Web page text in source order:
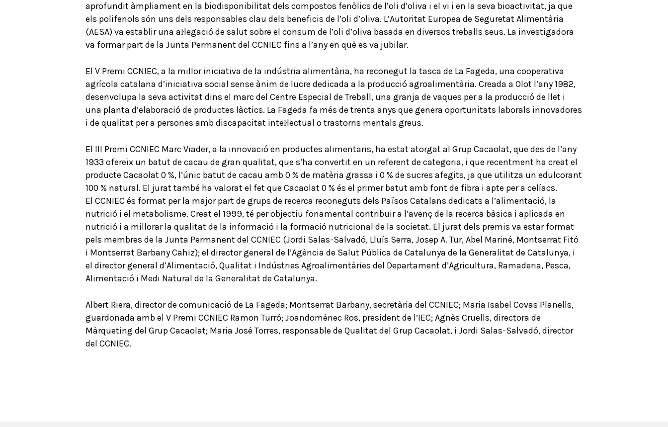
aprofundit àmpliament en la biodisponibilitat dels compostos fenòlics de l’oli d’oliva i el vi i en la seva bioactivitat, ja que
els polifenols són uns dels responsables clau dels beneficis de l’oli d’oliva. L’Autoritat Europea de Seguretat Alimentària
(AESA) va establir una aŀlegació de salut sobre el consum de l’oli d’oliva basada en diversos treballs seus. La investigadora
va formar part de la Junta Permanent del CCNIEC fins a l’any en què es va jubilar.
El V Premi CCNIEC, a la millor iniciativa de la indústria alimentària, ha reconegut la tasca de La Fageda, una cooperativa
agrícola catalana d’iniciativa social sense ànim de lucre dedicada a la producció agroalimentària. Creada a Olot l’any 1982,
desenvolupa la seva activitat dins el marc del Centre Especial de Treball, una granja de vaques per a la producció de llet i
una planta d’elaboració de productes làctics. La Fageda fa més de trenta anys que genera oportunitats laborals innovadores
i de qualitat per a persones amb discapacitat inteŀlectual o trastorns mentals greus.
El III Premi CCNIEC Marc Viader, a la innovació en productes alimentaris, ha estat atorgat al Grup Cacaolat, que des de l’any
1933 ofereix un batut de cacau de gran qualitat, que s’ha convertit en un referent de categoria, i que recentment ha creat el
producte Cacaolat 0 %, l’únic batut de cacau amb 0 % de matèria grassa i 0 % de sucres afegits, ja que utilitza un edulcorant
100 % natural. El jurat també ha valorat el fet que Cacaolat 0 % és el primer batut amb font de fibra i apte per a celíacs.
El CCNIEC és format per la major part de grups de recerca reconeguts dels Països Catalans dedicats a l’alimentació, la
nutrició i el metabolisme. Creat el 1999, té per objectiu fonamental contribuir a l’avenç de la recerca bàsica i aplicada en
nutrició i a millorar la qualitat de la informació i la formació nutricional de la societat. El jurat dels premis va estar format
pels membres de la Junta Permanent del CCNIEC (Jordi Salas-Salvadó, Lluís Serra, Josep A. Tur, Abel Mariné, Montserrat Fitó
i Montserrat Barbany Cahiz); el director general de l’Agència de Salut Pública de Catalunya de la Generalitat de Catalunya, i
el director general d’Alimentació, Qualitat i Indústries Agroalimentàries del Departament d’Agricultura, Ramaderia, Pesca,
Alimentació i Medi Natural de la Generalitat de Catalunya.
Albert Riera, director de comunicació de La Fageda; Montserrat Barbany, secretària del CCNIEC; Maria Isabel Covas Planells,
guardonada amb el V Premi CCNIEC Ramon Turró; Joandomènec Ros, president de l’IEC; Agnès Cruells, directora de
Màrqueting del Grup Cacaolat; Maria José Torres, responsable de Qualitat del Grup Cacaolat, i Jordi Salas-Salvadó, director
del CCNIEC.